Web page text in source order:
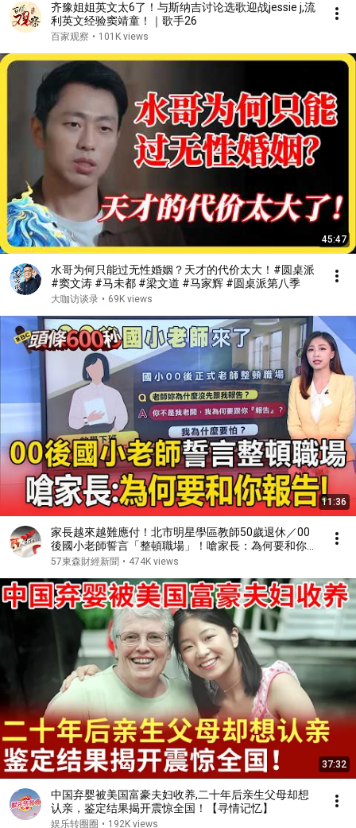
齐豫姐姐英文太6了！与斯纳吉讨论选歌迎战jessie j,流
利英文经验窦靖童！｜歌手26
百家观察 • 101K views
45:47
水哥为何只能过无性婚姻？天才的代价太大！#圆桌派
#窦文涛 #马未都 #梁文道 #马家辉 #圆桌派第八季
大咖访谈录 • 69K views
11:36
家長越來越難應付！北市明星學區教師50歲退休／00
後國小老師誓言「整頓職場」！嗆家長：為何要和你報
告
57東森財經新聞 • 474K views
37:32
中国弃婴被美国富豪夫妇收养,二十年后亲生父母却想
认亲，鉴定结果揭开震惊全国！【寻情记忆】
娱乐转圈圈 • 192K views